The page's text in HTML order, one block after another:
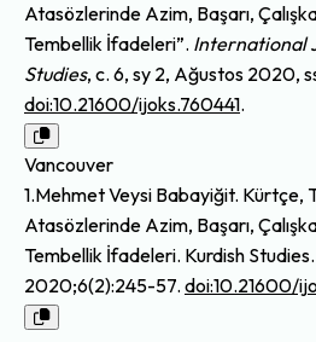
Atasözlerinde Azim, Başarı,
Tembellik İfadeleri”. International
Studies, c. 6, sy 2, Ağustos 2020,
doi:10.21600/ijoks.760441.
Vancouver
1.Mehmet Veysi Babayiğit. Kürtçe,
Atasözlerinde Azim, Başarı,
Tembellik İfadeleri. Kurdish
2020;6(2):245-57. doi:10.21600/